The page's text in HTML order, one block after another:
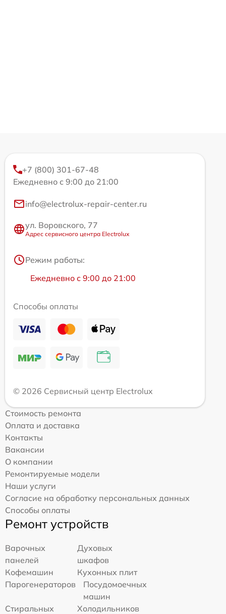
+7 (800) 301-67-48
Ежедневно с 9:00 до 21:00
info@electrolux-repair-center.ru
ул. Воровского, 77
Адрес сервисного центра Electrolux
Режим работы:
Ежедневно с 9:00 до 21:00
Способы оплаты
© 2026 Сервисный центр Electrolux
Стоимость ремонта
Оплата и доставка
Контакты
Вакансии
О компании
Ремонтируемые модели
Наши услуги
Согласие на обработку персональных данных
Способы оплаты
Ремонт устройств
Варочных
панелей
Духовых
шкафов
Кофемашин
Кухонных плит
Парогенераторов
Посудомоечных
машин
Стиральных
Холодильников